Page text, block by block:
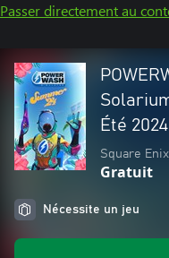
Passer directement au
Été 2024
Square
Gratuit
Nécessite un jeu